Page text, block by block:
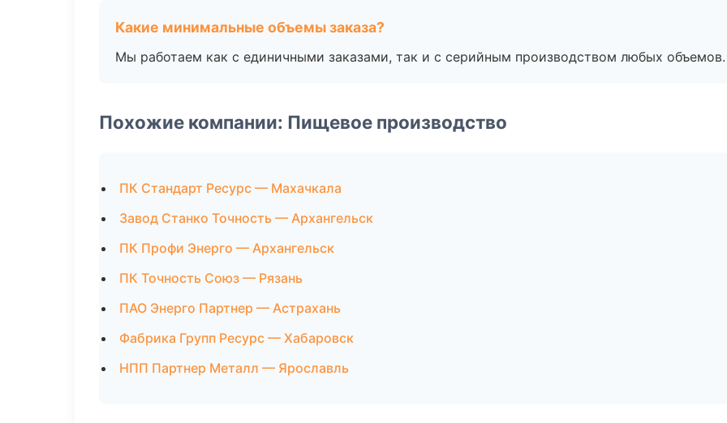
Какие минимальные объемы заказа?
Мы работаем как с единичными заказами, так и с серийным производством любых объемов.
Похожие компании: Пищевое производство
ПК Стандарт Ресурс — Махачкала
Завод Станко Точность — Архангельск
ПК Профи Энерго — Архангельск
ПК Точность Союз — Рязань
ПАО Энерго Партнер — Астрахань
Фабрика Групп Ресурс — Хабаровск
НПП Партнер Металл — Ярославль